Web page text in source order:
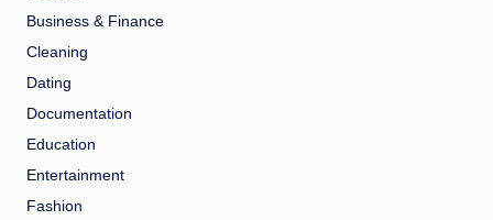
Business & Finance
Cleaning
Dating
Documentation
Education
Entertainment
Fashion